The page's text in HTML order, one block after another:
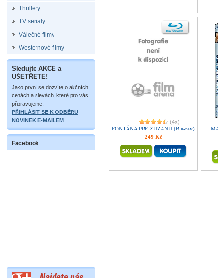
Thrillery
TV seriály
Válečné filmy
Westernové filmy
Sledujte AKCE a
UŠETŘETE!
Jako první se dozvíte o akčních
cenách a slevách, které pro vás
připravujeme.
PŘIHLÁSIT SE K ODBĚRU
NOVINEK E-MAILEM
Facebook
(4x)
FONTÁNA PRE ZUZANU (Blu-ray)
249 Kč